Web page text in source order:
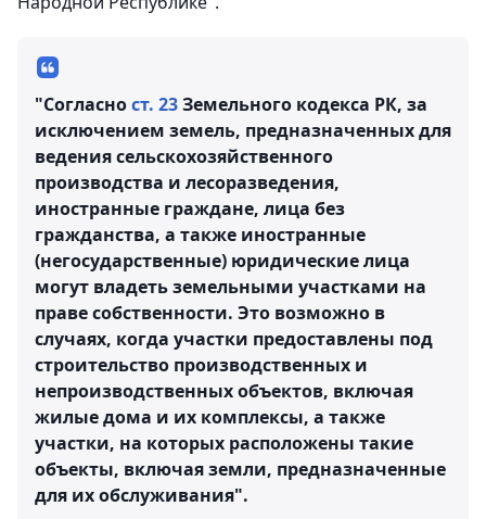
"Согласност. 23Земельного кодекса РК, за
исключением земель, предназначенных для
ведения сельскохозяйственного
производства и лесоразведения,
иностранные граждане, лица без
гражданства, а также иностранные
(негосударственные) юридические лица
могут владеть земельными участками на
праве собственности. Это возможно в
случаях, когда участки предоставлены под
строительство производственных и
непроизводственных объектов, включая
жилые дома и их комплексы, а также
участки, на которых расположены такие
объекты, включая земли, предназначенные
для их обслуживания".